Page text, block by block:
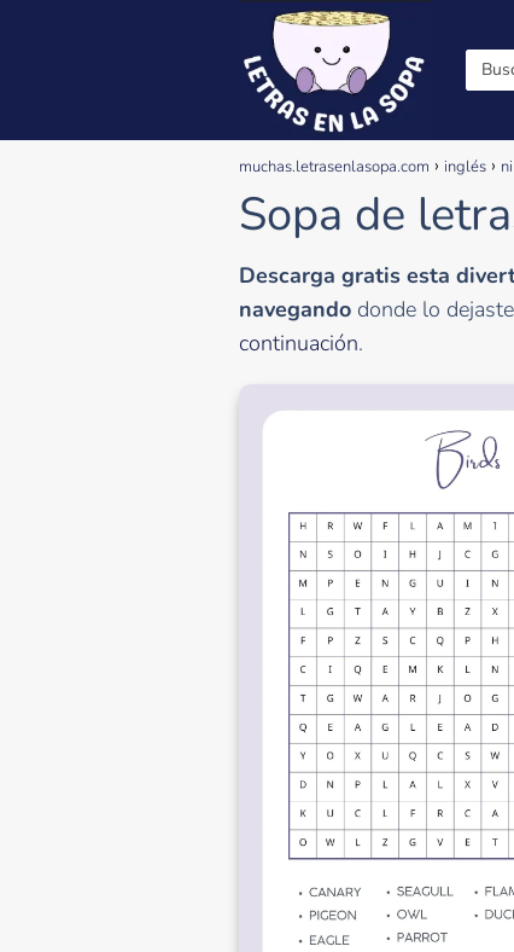
muchas.letrasenlasopa.com inglés
Sopa de
Descarga gratis esta
navegando donde lo
continuación.